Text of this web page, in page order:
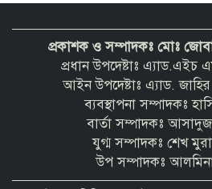
প্রকাশক ও সম্পাদকঃ মোঃ
প্রধান উপদেষ্টাঃ এ্যাড.এইচ
আইন উপদেষ্টাঃ এ্যাড.
ব্যবস্থাপনা সম্পাদকঃ
বার্তা সম্পাদকঃ
যুগ্ম সম্পাদকঃ শেখ
উপ সম্পাদকঃ